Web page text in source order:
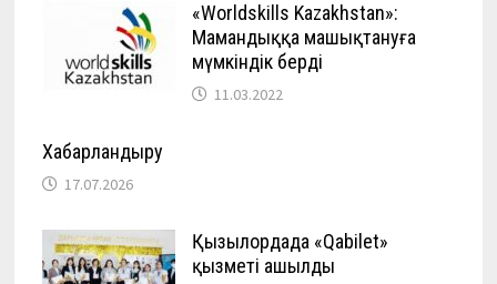
«Worldskills Kazakhstan»:
Мамандыққа машықтануға
мүмкіндік берді
11.03.2022
Хабарландыру
17.07.2026
Қызылордада «Qabilet»
қызметі ашылды